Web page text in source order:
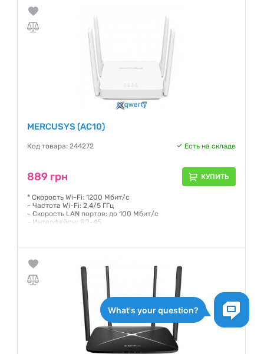
MERCUSYS (AC10)
Код товара: 244272 Есть на складе
889 грн КУПИТЬ
* Скорость Wi-Fi: 1200 Мбит/с
- Частота Wi-Fi: 2,4/5 ГГц
- Скорость LAN портов: до 100 Мбит/с
- Интерфейсы: RJ-45